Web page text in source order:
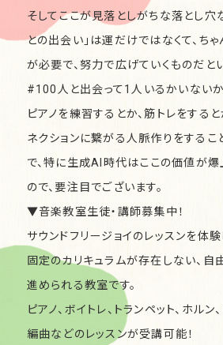
そしてここが見落としがちな落とし穴
との出会い」は運だけではなくて、ち
が必要で、努力で広げていくものだとい
#100人と出会って1人いるかいない
ピアノを練習するとか、筋トレをする
ネクションに繋がる人脈作りをするこ
で、特に生成AI時代はここの価値が
ので、要注目でございます。
▼音楽教室生徒・講師募集中！
サウンドフリージョイのレッスンを体
固定のカリキュラムが存在しない、自
進められる教室です。
ピアノ、ボイトレ、トランペット、ホルン
編曲などのレッスンが受講可能！